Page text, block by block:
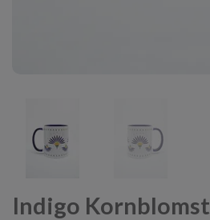
Indigo Kornblomst